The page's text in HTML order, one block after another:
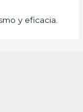
y eficacia.